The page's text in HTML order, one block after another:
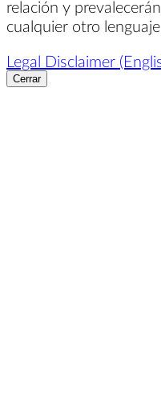
relación y
cualquier otro lenguaje.
Legal Disclaimer
Cerrar